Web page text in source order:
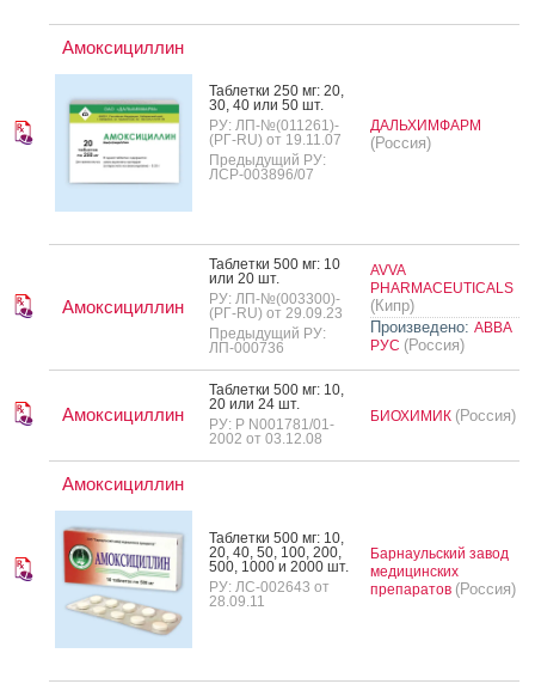
Амоксициллин
Таб­летки 250 мг: 20,
30, 40 или 50 шт.
РУ: ЛП-№(011261)-
(РГ-RU) от 19.11.07
Предыдущий РУ:
ЛСР-003896/07
ДАЛЬХИМФАРМ
(Россия)
Амоксициллин
Таб­летки 500 мг: 10
или 20 шт.
РУ: ЛП-№(003300)-
(РГ-RU) от 29.09.23
Предыдущий РУ:
ЛП-000736
AVVA
PHARMACEUTICALS
(Кипр)
Произведено: АВВА
РУС (Россия)
Амоксициллин
Таб­летки 500 мг: 10,
20 или 24 шт.
РУ: Р N001781/01-
2002 от 03.12.08
БИОХИМИК (Россия)
Амоксициллин
Таб­летки 500 мг: 10,
20, 40, 50, 100, 200,
500, 1000 и 2000 шт.
РУ: ЛС-002643 от
28.09.11
Барнаульский завод
медицинских
препаратов (Россия)